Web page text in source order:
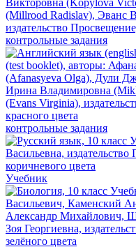
контрольные задания
контрольные задания
Учебник